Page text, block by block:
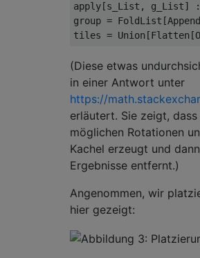
apply[s_List, g_List]
group =
tiles =
(Diese etwas
in einer Antwort unter
https://
erläutert. Sie zeigt,
möglichen Rotationen
Kachel erzeugt und
Ergebnisse entfernt.)
Angenommen, wir
hier gezeigt: